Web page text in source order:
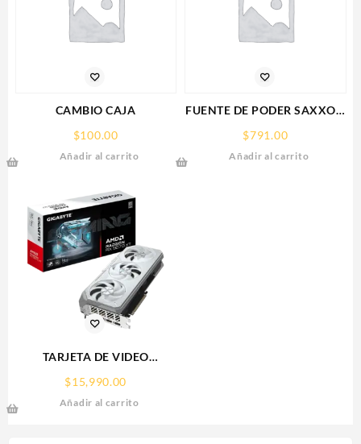
CAMBIO CAJA
$100.00
Añadir al carrito
FUENTE DE PODER SAXXON
REGULADA,12V,10
AMPERES,DISTRIBUIDOR
$791.00
Añadir al carrito
TARJETA DE VIDEO
GIGABYTE (GV-
R907XGAMINGOCICE-16GD)
RX 9070
$15,990.00
Añadir al carrito